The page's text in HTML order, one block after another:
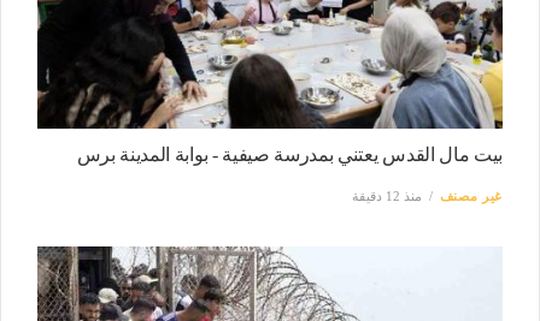
بيت مال القدس يعتني بمدرسة صيفية - بوابة المدينة برس
غير مصنف منذ 12 دقيقة